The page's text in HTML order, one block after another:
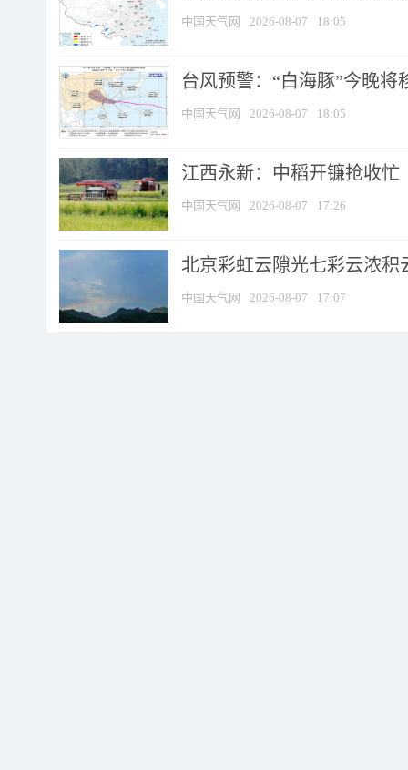
中国天气网 2026-08-07 18:05
台风预警：“白海豚”今晚将
中国天气网 2026-08-07 18:05
江西永新：中稻开镰抢收忙
中国天气网 2026-08-07 17:26
北京彩虹云隙光七彩云浓积
中国天气网 2026-08-07 17:07